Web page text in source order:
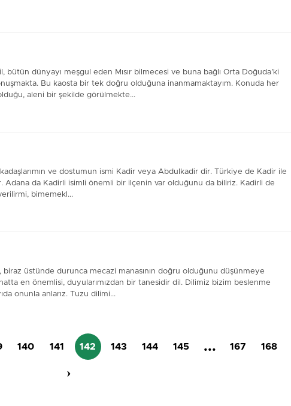
dünyayı meşgul eden Mısır bilmecesi ve buna bağlı Orta Doğuda’ki
Bu kaosta bir tek doğru olduğuna inanmamaktayım. Konuda her
aleni bir şekilde görülmekte...
ve dostumun ismi Kadir veya Abdulkadir dir. Türkiye de Kadir ile
Adana da Kadirli isimli önemli bir ilçenin var olduğunu da biliriz. Kadirli de
bimemekl...
üstünde durunca mecazi manasının doğru olduğunu düşünmeye
en önemlisi, duyularımızdan bir tanesidir dil. Dilimiz bizim beslenme
onunla anlarız. Tuzu dilimi...
140 141 142 143 144 145 ... 167 168
›